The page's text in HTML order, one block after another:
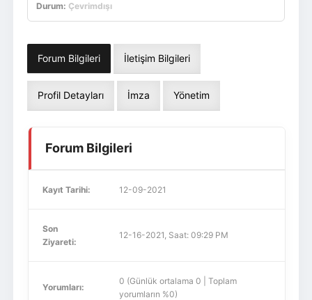
Durum: Çevrimdışı
Forum Bilgileri İletişim Bilgileri
Profil Detayları İmza Yönetim
Forum Bilgileri
Kayıt Tarihi: 12-09-2021
Son
Ziyareti:
12-16-2021, Saat: 09:29 PM
Yorumları:
0 (Günlük ortalama 0 | Toplam
yorumların %0)